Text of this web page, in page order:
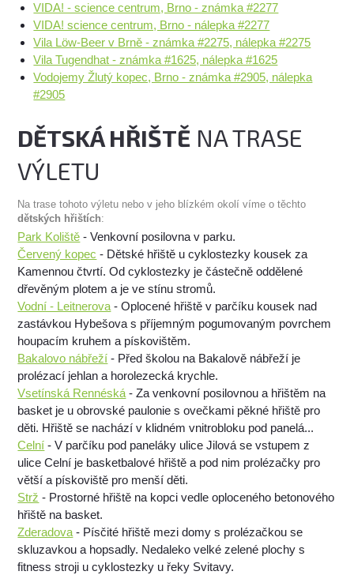
VIDA! - science centrum, Brno - známka #2277
VIDA! science centrum, Brno - nálepka #2277
Vila Löw-Beer v Brně - známka #2275, nálepka #2275
Vila Tugendhat - známka #1625, nálepka #1625
Vodojemy Žlutý kopec, Brno - známka #2905, nálepka
#2905
DĚTSKÁ HŘIŠTĚ NA TRASE
VÝLETU
Na trase tohoto výletu nebo v jeho blízkém okolí víme o těchto
dětských hřištích:
Park Koliště - Venkovní posilovna v parku.
Červený kopec - Dětské hřiště u cyklostezky kousek za
Kamennou čtvrtí. Od cyklostezky je částečně oddělené
dřevěným plotem a je ve stínu stromů.
Vodní - Leitnerova - Oplocené hřiště v parčíku kousek nad
zastávkou Hybešova s příjemným pogumovaným povrchem
houpacím kruhem a pískovištěm.
Bakalovo nábřeží - Před školou na Bakalově nábřeží je
prolézací jehlan a horolezecká krychle.
Vsetínská Rennéská - Za venkovní posilovnou a hřištěm na
basket je u obrovské paulonie s ovečkami pěkné hřiště pro
děti. Hřiště se nachází v klidném vnitrobloku pod panelá...
Celní - V parčíku pod paneláky ulice Jilová se vstupem z
ulice Celní je basketbalové hřiště a pod nim prolézačky pro
větší a pískoviště pro menší děti.
Strž - Prostorné hřiště na kopci vedle oploceného betonového
hřiště na basket.
Zderadova - Písčité hřiště mezi domy s prolézačkou se
skluzavkou a hopsadly. Nedaleko velké zelené plochy s
fitness stroji u cyklostezky u řeky Svitavy.